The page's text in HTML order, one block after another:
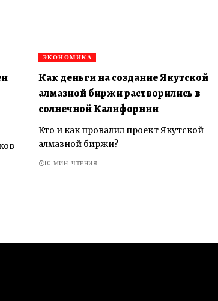
ЭКОНОМИКА
Как деньги на создание Якутской
алмазной биржи растворились в
солнечной Калифорнии
Кто и как провалил проект Якутской
алмазной биржи?
10 МИН. ЧТЕНИЯ